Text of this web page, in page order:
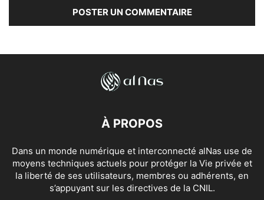
À PROPOS
Dans un monde numérique et interconnecté alNas use de
moyens techniques actuels pour protéger la Vie privée et
la liberté de ses utilisateurs, membres ou adhérents, en
s’appuyant sur les directives de la CNIL.